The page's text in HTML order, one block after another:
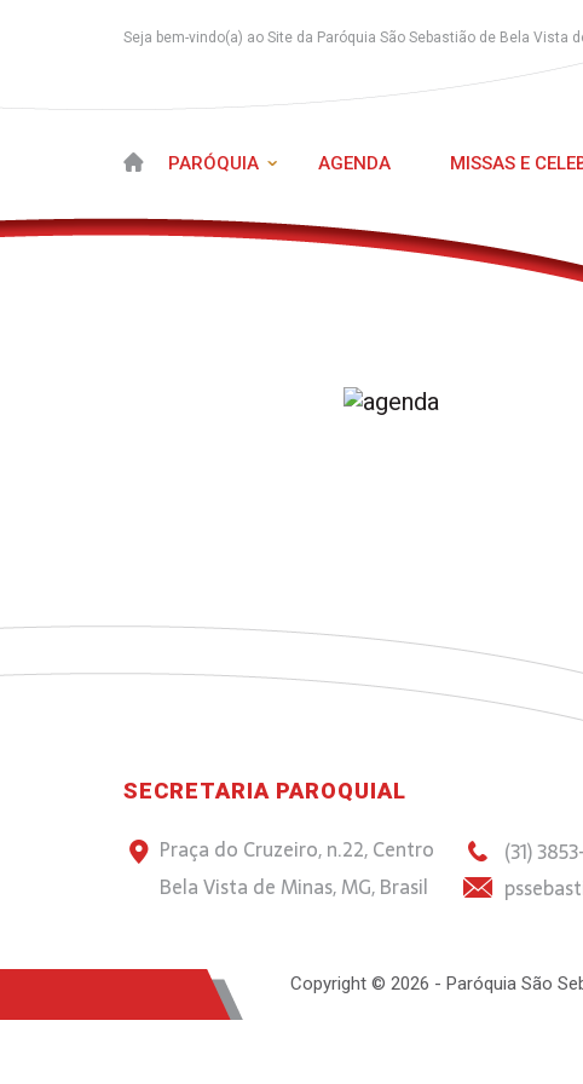
Seja bem-vindo(a) ao Site da Paróquia São Sebastião de Bela Vista
PARÓQUIA AGENDA MISSAS E
SECRETARIA PAROQUIAL
Praça do Cruzeiro, n.22, Centro
Bela Vista de Minas, MG, Brasil
(31)
Copyright © 2026 - Paróquia